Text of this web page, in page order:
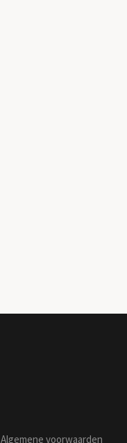
Algemene voorwaarden